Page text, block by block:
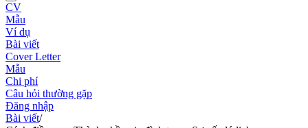
CV
Mẫu
Ví dụ
Bài viết
Cover Letter
Mẫu
Chi phí
Câu hỏi thường gặp
Đăng nhập
Bài viết/